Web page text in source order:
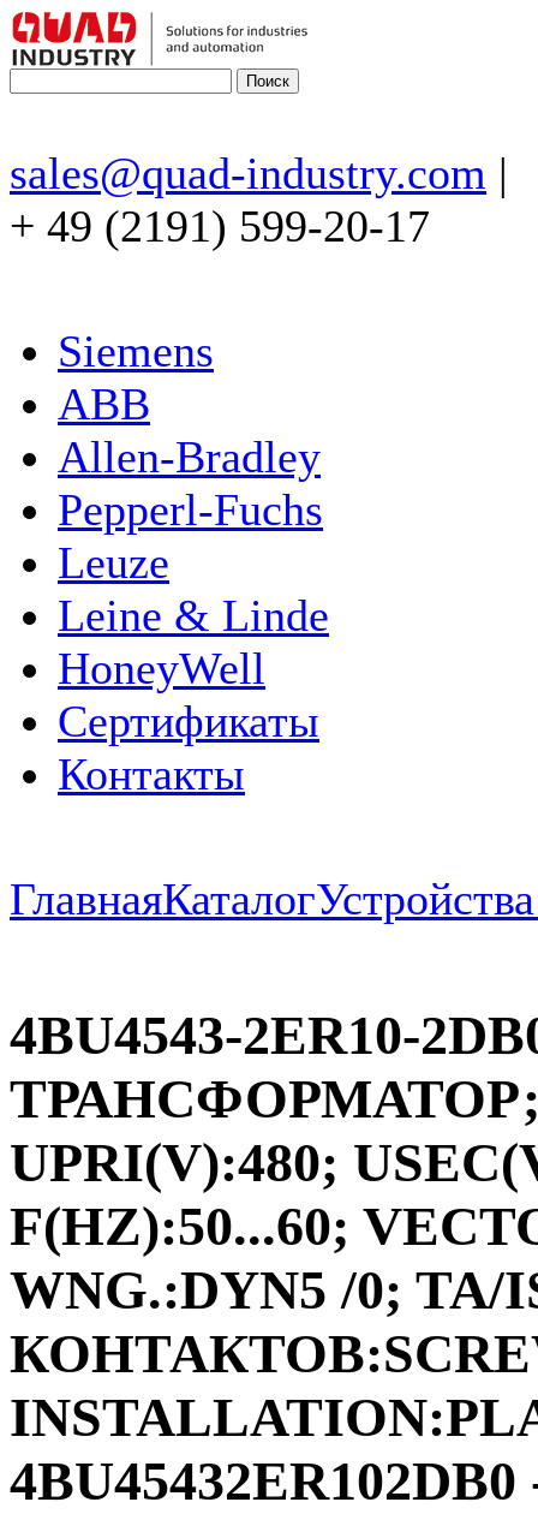
sales@quad-industry.com |
+ 49 (2191) 599-20-17
Siemens
ABB
Allen-Bradley
Pepperl-Fuchs
Leuze
Leine & Linde
HoneyWell
Сертификаты
Контакты
ГлавнаяКаталог
4BU4543-2ER10-
UPRI(V):480;
F(HZ):50...60;
WNG.:DYN5 /0;